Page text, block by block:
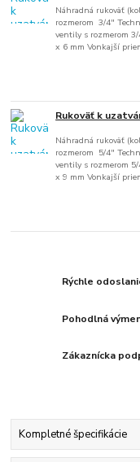
Náhradná rukoväť
rozmerom 3/4"
ventily s rozmerom
x 6 mm Vonkajší
Rukoväť k
Náhradná rukoväť
rozmerom 5/4"
ventily s rozmerom
x 9 mm Vonkajší
Rýchle
Pohodlná
Zákaznícka
Kompletné špecifikácie